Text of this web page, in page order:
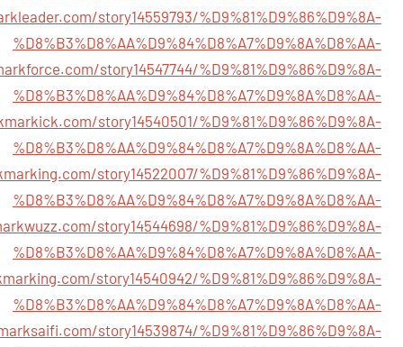
story14559793/%D9%81%D9%86%D9%8A-
%D8%B3%D8%AA%D9%84%D8%A7%D9%8A%D8%AA-
story14547744/%D9%81%D9%86%D9%8A-
%D8%B3%D8%AA%D9%84%D8%A7%D9%8A%D8%AA-
story14540501/%D9%81%D9%86%D9%8A-
%D8%B3%D8%AA%D9%84%D8%A7%D9%8A%D8%AA-
story14522007/%D9%81%D9%86%D9%8A-
%D8%B3%D8%AA%D9%84%D8%A7%D9%8A%D8%AA-
story14544698/%D9%81%D9%86%D9%8A-
%D8%B3%D8%AA%D9%84%D8%A7%D9%8A%D8%AA-
story14540942/%D9%81%D9%86%D9%8A-
%D8%B3%D8%AA%D9%84%D8%A7%D9%8A%D8%AA-
story14539874/%D9%81%D9%86%D9%8A-